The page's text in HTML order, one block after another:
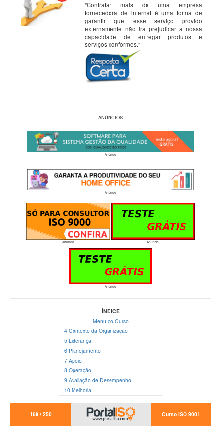
"Contratar mais de uma empresa
fornecedora de internet é uma forma de
garantir que esse serviço provido
externamente não irá prejudicar a nossa
capacidade de entregar produtos e
serviços conformes."
ANÚNCIOS
Anúncio
Anúncio
Anúncio Anúncio
Anúncio
ÍNDICE
Menu do Curso
4 Contexto da Organização
5 Liderança
6 Planejamento
7 Apoio
8 Operação
9 Avaliação de Desempenho
10 Melhoria
168 / 250 Curso ISO 9001